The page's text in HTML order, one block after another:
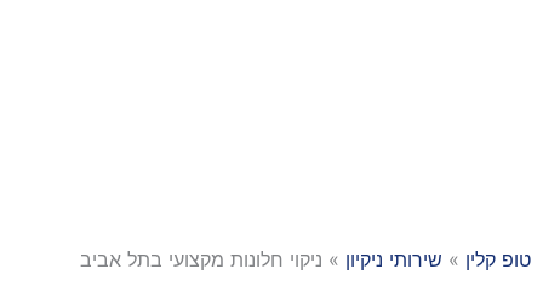
טופ קלין » שירותי ניקיון » ניקוי חלונות מקצועי בתל אביב